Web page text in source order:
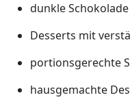
dunkle Schokolade
Desserts mit
portionsgerechte
hausgemachte